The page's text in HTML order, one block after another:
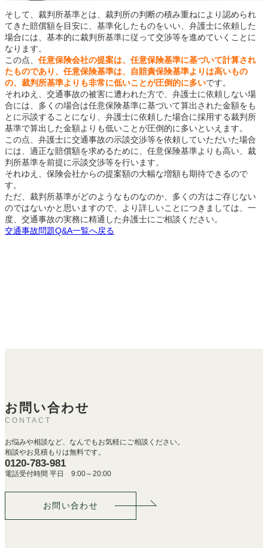
そして、裁判所基準とは、裁判所の判断の積み重ねにより認められ
てきた賠償額を目安に、基準化したものをいい、弁護士に依頼した
場合には、基本的に裁判所基準に従って交渉等を進めていくことに
なります。
この点、 任意保険会社の提案は、任意保険基準に基づいて計算され
たものであり、任意保険基準は、自賠責保険基準よりは高いもの
の、裁判所基準よりも非常に低いことが圧倒的に多いです。
それゆえ、交通事故の被害に遭われた方で、弁護士に依頼しない場
合には、多くの場合は任意保険基準に基づいて算出された金額をも
とに示談することになり、弁護士に依頼した場合に採用する裁判所
基準で算出した金額よりも低いことが圧倒的に多いといえます。
この点、弁護士に交通事故の示談交渉等を依頼していただいた場合
には、適正な賠償額を求めるために、任意保険基準よりも高い、裁
判所基準を前提に示談交渉等を行います。
それゆえ、保険会社からの提案額の大幅な増額も期待できるので
す。
ただ、裁判所基準がどのようなものなのか、多くの方はご存じない
のではないかと思いますので、より詳しいことにつきましては、一
度、交通事故の実務に精通した弁護士にご相談ください。
交通事故問題Q&A一覧へ戻る
お問い合わせ
CONTACT
お悩みや相談など、なんでもお気軽にご相談ください。
相談やお見積もりは無料です。
0120-783-981
電話受付時間 平日 9:00～20:00
お問い合わせ